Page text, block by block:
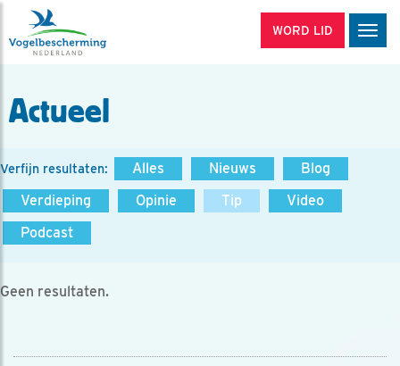
WORD LID
Actueel
Verfijn resultaten: Alles Nieuws
Blog
Verdieping
Opinie Tip
Video
Podcast
Geen resultaten.